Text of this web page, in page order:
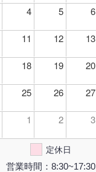
4 5 6
11 12 13
18 19 20
25 26 27
1 2 3
定休日
営業時間：8:30~17:30